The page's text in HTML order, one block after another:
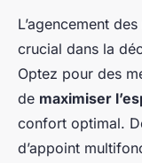
L’agencement
crucial dans la
Optez pour des
de maximiser
confort optimal.
d’appoint